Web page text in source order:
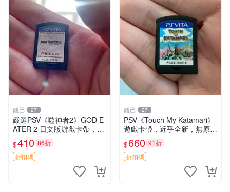
觀己 27
嚴選PSV《噬神者2》GOD E
ATER 2 日文版游戲卡帶，成
色尚佳輕微使用痕跡，功能正
常無故障，適合收藏愛好者。
PSV卡帶 相機 功能遊戲 嚴選
$410 86折
折扣碼
觀己 27
PSV《Touch My Katamari》
遊戲卡帶，近乎全新，無原廠
包裝，經典滾動球樂趣等你來
挑戰，嚴選好物推薦。Katam
ari Touch 測試版
$660 91折
折扣碼